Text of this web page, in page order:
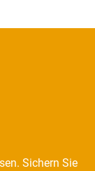
Sichern Sie